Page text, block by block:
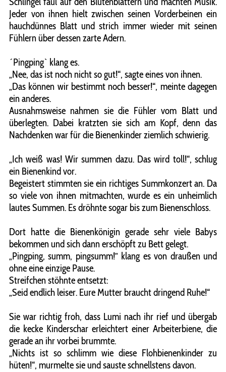
Jeder von ihnen hielt zwischen seinen Vorderbeinen ein
hauchdünnes Blatt und strich immer wieder mit seinen
Fühlern über dessen zarte Adern.
´Pingping` klang es.
„Nee, das ist noch nicht so gut!“, sagte eines von ihnen.
„Das können wir bestimmt noch besser!“, meinte dagegen
ein anderes.
Ausnahmsweise nahmen sie die Fühler vom Blatt und
überlegten. Dabei kratzten sie sich am Kopf, denn das
Nachdenken war für die Bienenkinder ziemlich schwierig.
„Ich weiß was! Wir summen dazu. Das wird toll!“, schlug
ein Bienenkind vor.
Begeistert stimmten sie ein richtiges Summkonzert an. Da
so viele von ihnen mitmachten, wurde es ein unheimlich
lautes Summen. Es dröhnte sogar bis zum Bienenschloss.
Dort hatte die Bienenkönigin gerade sehr viele Babys
bekommen und sich dann erschöpft zu Bett gelegt.
„Pingping, summ, pingsumm!” klang es von draußen und
ohne eine einzige Pause.
Streifchen stöhnte entsetzt:
„Seid endlich leiser. Eure Mutter braucht dringend Ruhe!“
Sie war richtig froh, dass Lumi nach ihr rief und übergab
die kecke Kinderschar erleichtert einer Arbeiterbiene, die
gerade an ihr vorbei brummte.
„Nichts ist so schlimm wie diese Flohbienenkinder zu
hüten!“, murmelte sie und sauste schnellstens davon.